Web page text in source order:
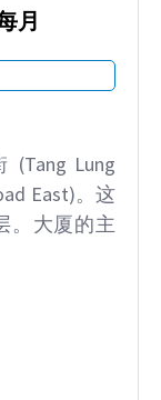
月
Lung
East)。这
。大厦的主